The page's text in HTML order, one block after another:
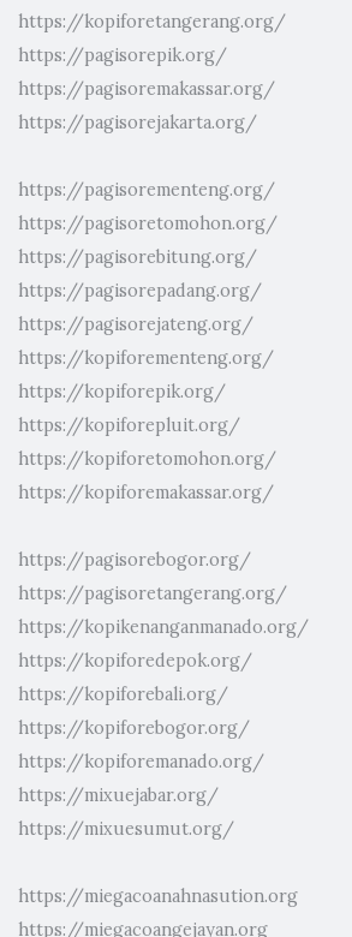
https://kopiforetangerang.org/
https://pagisorepik.org/
https://pagisoremakassar.org/
https://pagisorejakarta.org/
https://pagisorementeng.org/
https://pagisoretomohon.org/
https://pagisorebitung.org/
https://pagisorepadang.org/
https://pagisorejateng.org/
https://kopiforementeng.org/
https://kopiforepik.org/
https://kopiforepluit.org/
https://kopiforetomohon.org/
https://kopiforemakassar.org/
https://pagisorebogor.org/
https://pagisoretangerang.org/
https://kopikenanganmanado.org/
https://kopiforedepok.org/
https://kopiforebali.org/
https://kopiforebogor.org/
https://kopiforemanado.org/
https://mixuejabar.org/
https://mixuesumut.org/
https://miegacoanahnasution.org
https://miegacoangejayan.org